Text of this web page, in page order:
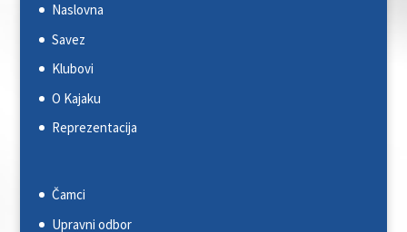
Naslovna
Savez
Klubovi
O Kajaku
Reprezentacija
Čamci
Upravni odbor